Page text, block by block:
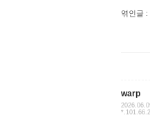
엮인글 :
warp